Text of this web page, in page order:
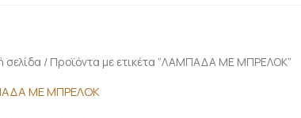
σελίδα / Προϊόντα με ετικέτα “ΛΑΜΠΑΔΑ ΜΕ ΜΠΡΕΛΟΚ”
ΜΕ ΜΠΡΕΛΟΚ